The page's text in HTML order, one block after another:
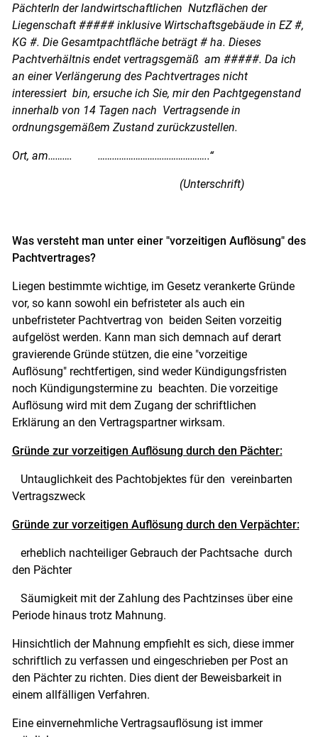
PächterIn der landwirtschaftlichen Nutzflächen der
Liegenschaft ##### inklusive Wirtschaftsgebäude in EZ #,
KG #. Die Gesamtpachtfläche beträgt # ha. Dieses
Pachtverhältnis endet vertragsgemäß am #####. Da ich
an einer Verlängerung des Pachtvertrages nicht
interessiert bin, ersuche ich Sie, mir den Pachtgegenstand
innerhalb von 14 Tagen nach Vertragsende in
ordnungsgemäßem Zustand zurückzustellen.
Ort, am………. ………………………………………..“
(Unterschrift)
Was versteht man unter einer "vorzeitigen Auflösung" des
Pachtvertrages?
Liegen bestimmte wichtige, im Gesetz verankerte Gründe
vor, so kann sowohl ein befristeter als auch ein
unbefristeter Pachtvertrag von beiden Seiten vorzeitig
aufgelöst werden. Kann man sich demnach auf derart
gravierende Gründe stützen, die eine"vorzeitige
Auflösung" rechtfertigen, sind weder Kündigungsfristen
noch Kündigungstermine zu beachten. Die vorzeitige
Auflösung wird mit dem Zugang der schriftlichen
Erklärung an den Vertragspartner wirksam.
Gründe zur vorzeitigen Auflösung durch den Pächter:
Untauglichkeit des Pachtobjektes für den vereinbarten
Vertragszweck
Gründe zur vorzeitigen Auflösung durch den Verpächter:
erheblich nachteiliger Gebrauch der Pachtsache durch
den Pächter
Säumigkeit mit der Zahlung des Pachtzinses über eine
Periode hinaus trotz Mahnung.
Hinsichtlich der Mahnung empfiehlt es sich, diese immer
schriftlich zu verfassen und eingeschrieben per Post an
den Pächter zu richten. Dies dient der Beweisbarkeit in
einem allfälligen Verfahren.
Eine einvernehmliche Vertragsauflösung ist immer